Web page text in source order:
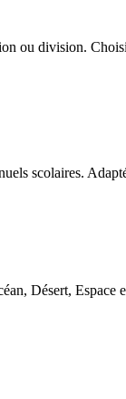
ou division.
scolaires.
Désert, Espace